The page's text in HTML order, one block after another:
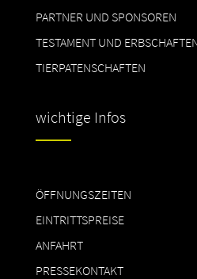
PARTNER UND SPONSOREN
TESTAMENT UND
TIERPATENSCHAFTEN
wichtige Infos
ÖFFNUNGSZEITEN
EINTRITTSPREISE
ANFAHRT
PRESSEKONTAKT